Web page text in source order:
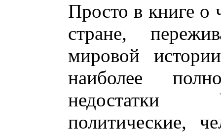
Просто в книге о
стране,
мировой
наиболее
недостатки
политические,